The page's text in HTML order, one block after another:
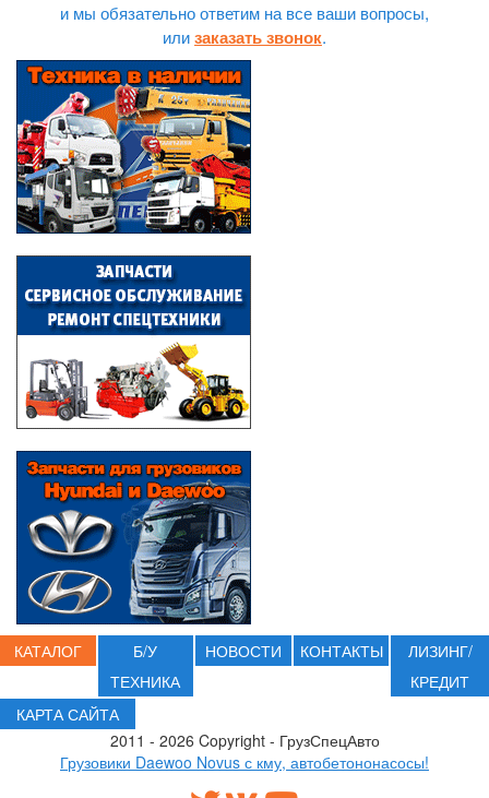
и мы обязательно ответим на все ваши вопросы,
илизаказать звонок.
КАТАЛОГ
Б/У
ТЕХНИКА
НОВОСТИ КОНТАКТЫ
ЛИЗИНГ/
КРЕДИТ
КАРТА САЙТА
2011 - 2026 Copyright - ГрузСпецАвто
Грузовики Daewoo Novus с кму, автобетононасосы!